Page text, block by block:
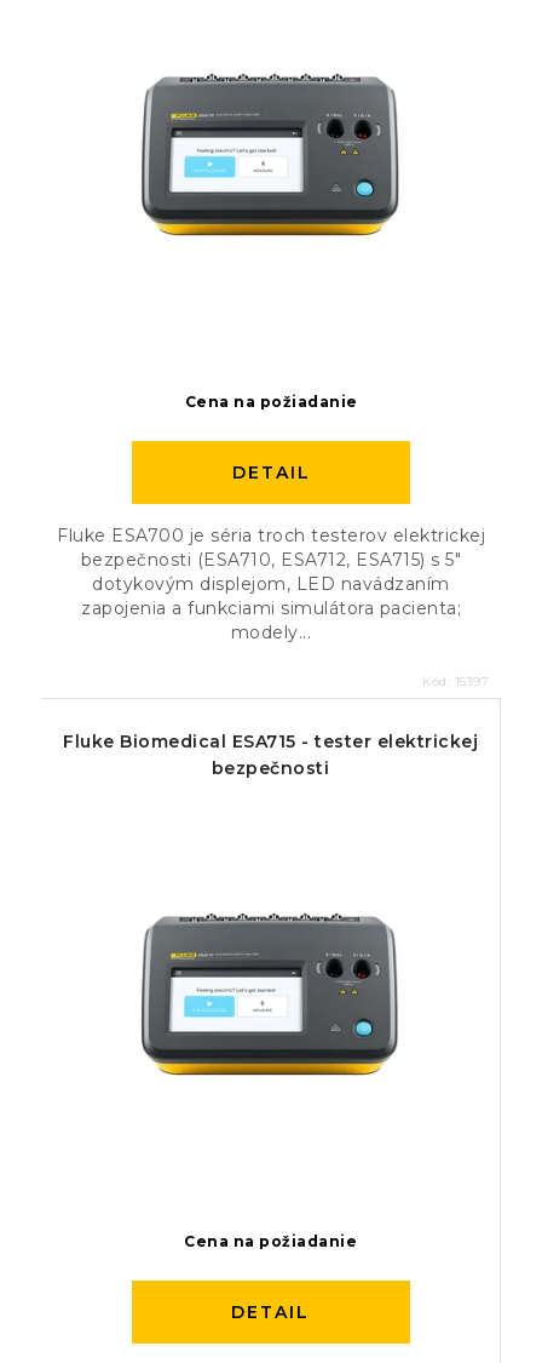
Cena na požiadanie
DETAIL
Fluke ESA700 je séria troch testerov elektrickej
bezpečnosti (ESA710, ESA712, ESA715) s 5″
dotykovým displejom, LED navádzaním
zapojenia a funkciami simulátora pacienta;
modely...
Kód: 15397
Fluke Biomedical ESA715 - tester elektrickej
bezpečnosti
Cena na požiadanie
DETAIL